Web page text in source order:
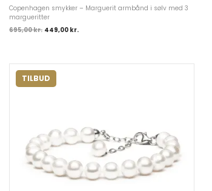
Copenhagen smykker – Marguerit armbånd i sølv med 3
margueritter
695,00kr. 449,00 kr.
TILBUD